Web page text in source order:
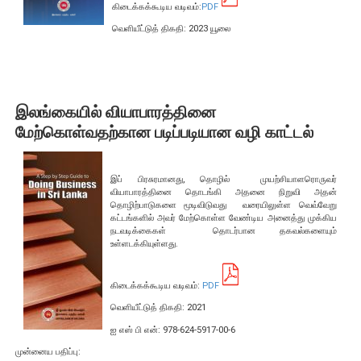
எக்ஸ்டர் அறிக்கை
நாணயக் கொள்கை
நிதியியல் முறைமை
கிடைக்கக்கூடிய வடிவம்: PDF
வெளியீட்டுத் திகதி: 2023 யூலை
இலங்கையில் வியாபாரத்தினை
மேற்கொள்வதற்கான படிப்படியான வழி காட்டல்
இப் பிரசுரமானது, தொழில் முயற்சியாளரொருவர்
வியாபாரத்தினை தொடங்கி அதனை நிறுவி அதன்
தொழிற்பாடுகளை மூடிவிடுவது வரையிலுள்ள வெவ்வேறு
கட்டங்களில் அவர் மேற்கொள்ள வேண்டிய அனைத்து முக்கிய
நடவடிக்கைகள் தொடர்பான தகவல்களையும்
உள்ளடக்கியுள்ளது.
கிடைக்கக்கூடிய வடிவம்: PDF
வெளியீட்டுத் திகதி: 2021
ஐ எஸ் பி என்: 978-624-5917-00-6
முன்னைய பதிப்பு: